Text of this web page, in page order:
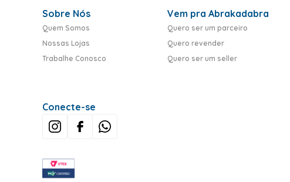
Sobre Nós
Quem Somos
Nossas Lojas
Trabalhe Conosco
Conecte-se
Vem pra Abrakadabra
Quero ser um parceiro
Quero revender
Quero ser um seller